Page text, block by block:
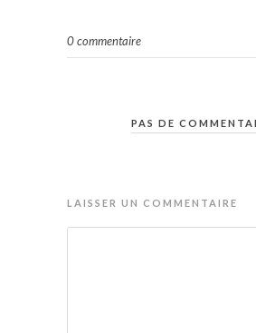
0 commentaire
PAS DE
LAISSER UN COMMENTAIRE